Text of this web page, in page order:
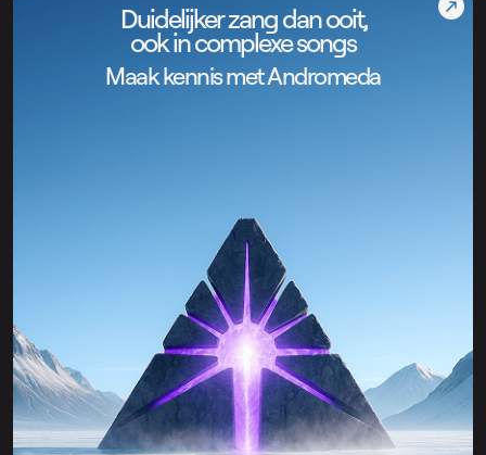
Duidelijker zang dan ooit,
ook in complexe songs
Maak kennis met Andromeda